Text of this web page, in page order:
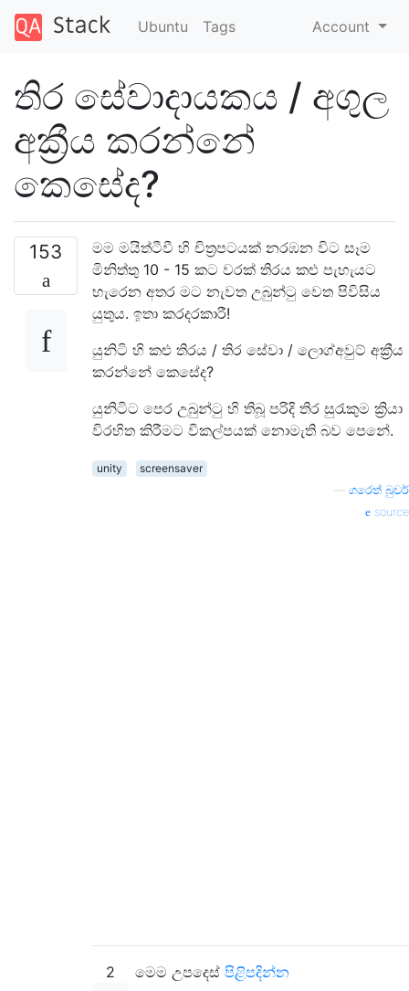
Ubuntu Tags Account
තිර සේවාදායකය / අගුල
අක්‍රීය කරන්නේ
කෙසේද?
153
මම මයිත්ටීවී හි චිත්‍රපටයක් නරඹන විට සෑම
මිනිත්තු 10 - 15 කට වරක් තිරය කළු පැහැයට
හැරෙන අතර මට නැවත උබුන්ටු වෙත පිවිසිය
යුතුය. ඉතා කරදරකාරී!
යුනිටි හි කළු තිරය / තිර සේවා / ලොග්අවුට් අක්‍රීය
කරන්නේ කෙසේද?
යුනිටිට පෙර උබුන්ටු හි තිබූ පරිදි තිර සුරැකුම ක්‍රියා
විරහිත කිරීමට විකල්පයක් නොමැති බව පෙනේ.
unity
screensaver
ගරෙත් බුචර්
source
2 මෙම උපදෙස් පිළිපදින්න